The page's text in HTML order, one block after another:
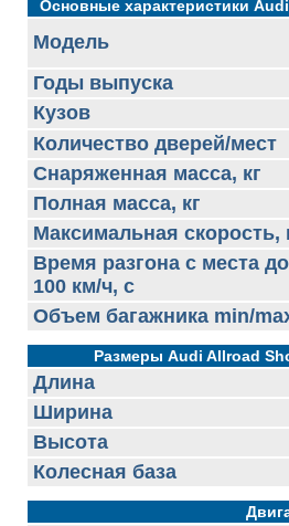
Основные характеристики
Модель
Годы выпуска
Кузов
Количество дверей/мест
Снаряженная масса, кг
Полная масса, кг
Максимальная скорость,
Время разгона с места до
100 км/ч, с
Объем багажника min/
Размеры Audi Allroad
Длина
Ширина
Высота
Колесная база